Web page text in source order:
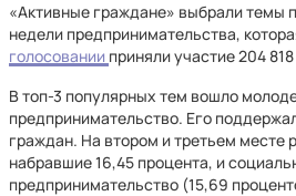
«Активные граждане» выбрали темы
недели предпринимательства,
голосовании приняли участие 204
В топ-3 популярных тем вошло
предпринимательство. Его
граждан. На втором и третьем месте
набравшие 16,45 процента, и
предпринимательство (15,69